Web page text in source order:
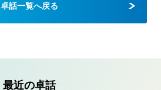
卓話一覧へ戻る
最近の卓話